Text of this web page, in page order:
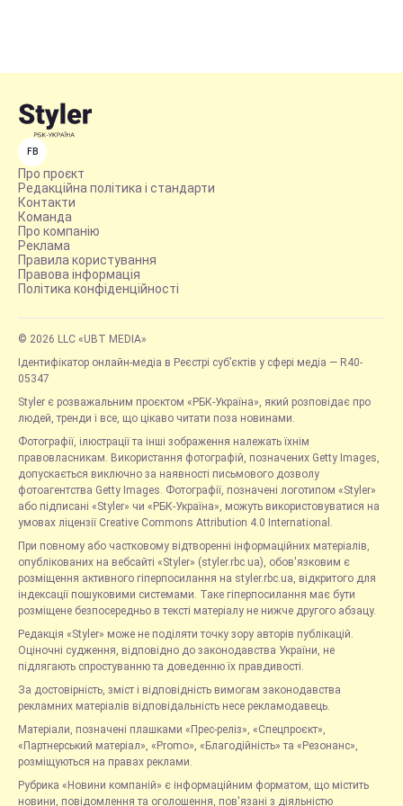
FB
Про проєкт
Редакційна політика і стандарти
Контакти
Команда
Про компанію
Реклама
Правила користування
Правова інформація
Політика конфіденційності
© 2026 LLC «UBT MEDIA»
Ідентифікатор онлайн-медіа в Реєстрі суб’єктів у сфері медіа — R40-
05347
Styler є розважальним проєктом «РБК-Україна», який розповідає про
людей, тренди і все, що цікаво читати поза новинами.
Фотографії, ілюстрації та інші зображення належать їхнім
правовласникам. Використання фотографій, позначених Getty Images,
допускається виключно за наявності письмового дозволу
фотоагентства Getty Images. Фотографії, позначені логотипом «Styler»
або підписані «Styler» чи «РБК-Україна», можуть використовуватися на
умовах ліцензії Creative Commons Attribution 4.0 International.
При повному або частковому відтворенні інформаційних матеріалів,
опублікованих на вебсайті «Styler» (styler.rbc.ua), обов'язковим є
розміщення активного гіперпосилання на styler.rbc.ua, відкритого для
індексації пошуковими системами. Таке гіперпосилання має бути
розміщене безпосередньо в тексті матеріалу не нижче другого абзацу.
Редакція «Styler» може не поділяти точку зору авторів публікацій.
Оціночні судження, відповідно до законодавства України, не
підлягають спростуванню та доведенню їх правдивості.
За достовірність, зміст і відповідність вимогам законодавства
рекламних матеріалів відповідальність несе рекламодавець.
Матеріали, позначені плашками «Прес-реліз», «Спецпроєкт»,
«Партнерський матеріал», «Promo», «Благодійність» та «Резонанс»,
розміщуються на правах реклами.
Рубрика «Новини компаній» є інформаційним форматом, що містить
новини, повідомлення та оголошення, пов'язані з діяльністю